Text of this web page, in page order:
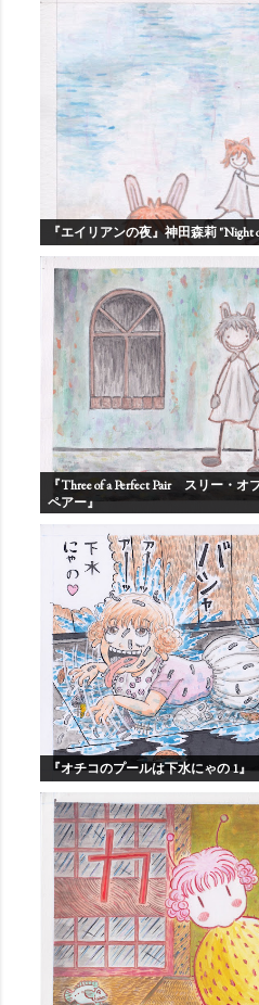
『エイリアンの夜』神田森莉 "Night
『Three of a Perfect Pair スリー・
ペアー』
『オチコのプールは下水にゃの 1』